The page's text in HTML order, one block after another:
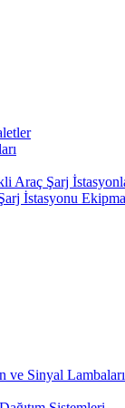
Araç Şarj
İstasyonu
ve Sinyal Lambaları